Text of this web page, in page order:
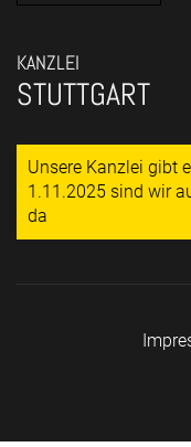
KANZLEI
STUTTGART
Unsere Kanzlei gibt
1.11.2025 sind wir
da